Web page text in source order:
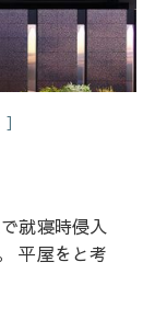
就寝時侵入
平屋をと考